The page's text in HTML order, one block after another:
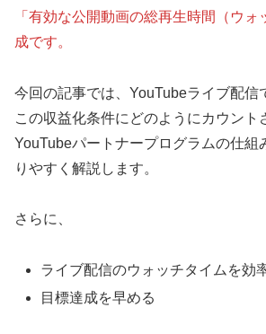
「有効な公開動画の総再生時間（ウ
成です。
今回の記事では、YouTubeライブ配信
この収益化条件にどのようにカウント
YouTubeパートナープログラムの仕組
りやすく解説します。
さらに、
ライブ配信のウォッチタイムを効
目標達成を早める